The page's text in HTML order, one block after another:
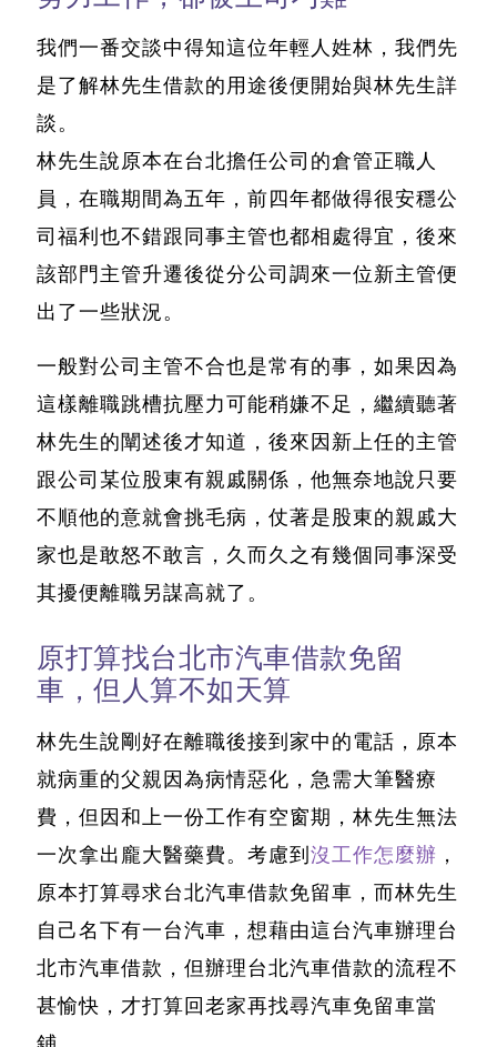
我們一番交談中得知這位年輕人姓林，我們先
是了解林先生借款的用途後便開始與林先生詳
談。
林先生說原本在台北擔任公司的倉管正職人
員，在職期間為五年，前四年都做得很安穩公
司福利也不錯跟同事主管也都相處得宜，後來
該部門主管升遷後從分公司調來一位新主管便
出了一些狀況。
一般對公司主管不合也是常有的事，如果因為
這樣離職跳槽抗壓力可能稍嫌不足，繼續聽著
林先生的闡述後才知道，後來因新上任的主管
跟公司某位股東有親戚關係，他無奈地說只要
不順他的意就會挑毛病，仗著是股東的親戚大
家也是敢怒不敢言，久而久之有幾個同事深受
其擾便離職另謀高就了。
原打算找台北市汽車借款免留
車，但人算不如天算
林先生說剛好在離職後接到家中的電話，原本
就病重的父親因為病情惡化，急需大筆醫療
費，但因和上一份工作有空窗期，林先生無法
一次拿出龐大醫藥費。考慮到 沒工作怎麼辦 ，
原本打算尋求台北汽車借款免留車 ，而林先生
自己名下有一台汽車，想藉由這台汽車辦理台
北市汽車借款，但辦理台北汽車借款的流程不
甚愉快，才打算回老家再找尋汽車免留車當